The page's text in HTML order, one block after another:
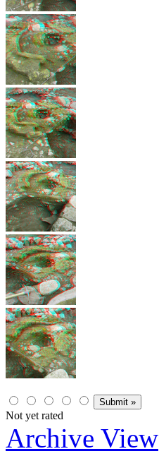
Not yet rated
Archive View